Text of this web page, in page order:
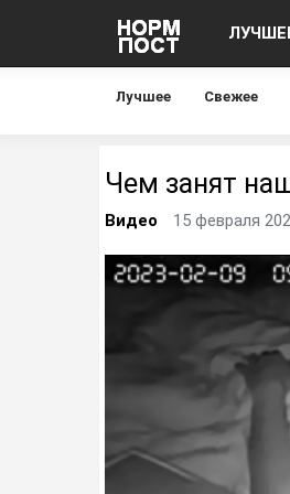
Лучшее Свежее
Чем занят
Видео 15 февраля